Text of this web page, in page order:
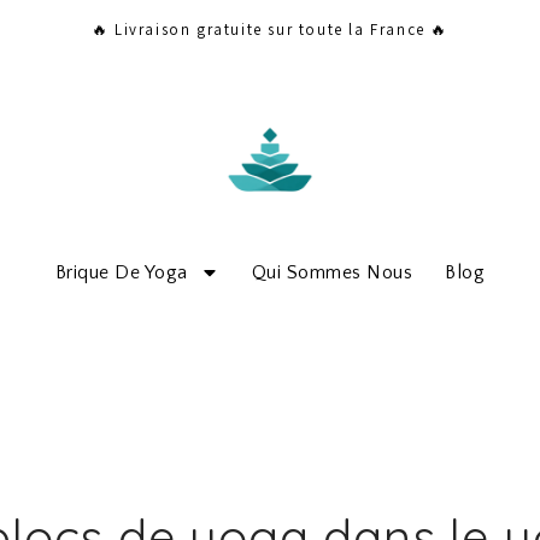
🔥 Livraison gratuite sur toute la France 🔥
Brique De Yoga Qui Sommes Nous Blog